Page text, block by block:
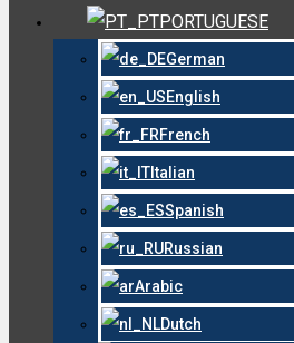
PORTUGUESE
German
English
French
Italian
Spanish
Russian
Arabic
Dutch